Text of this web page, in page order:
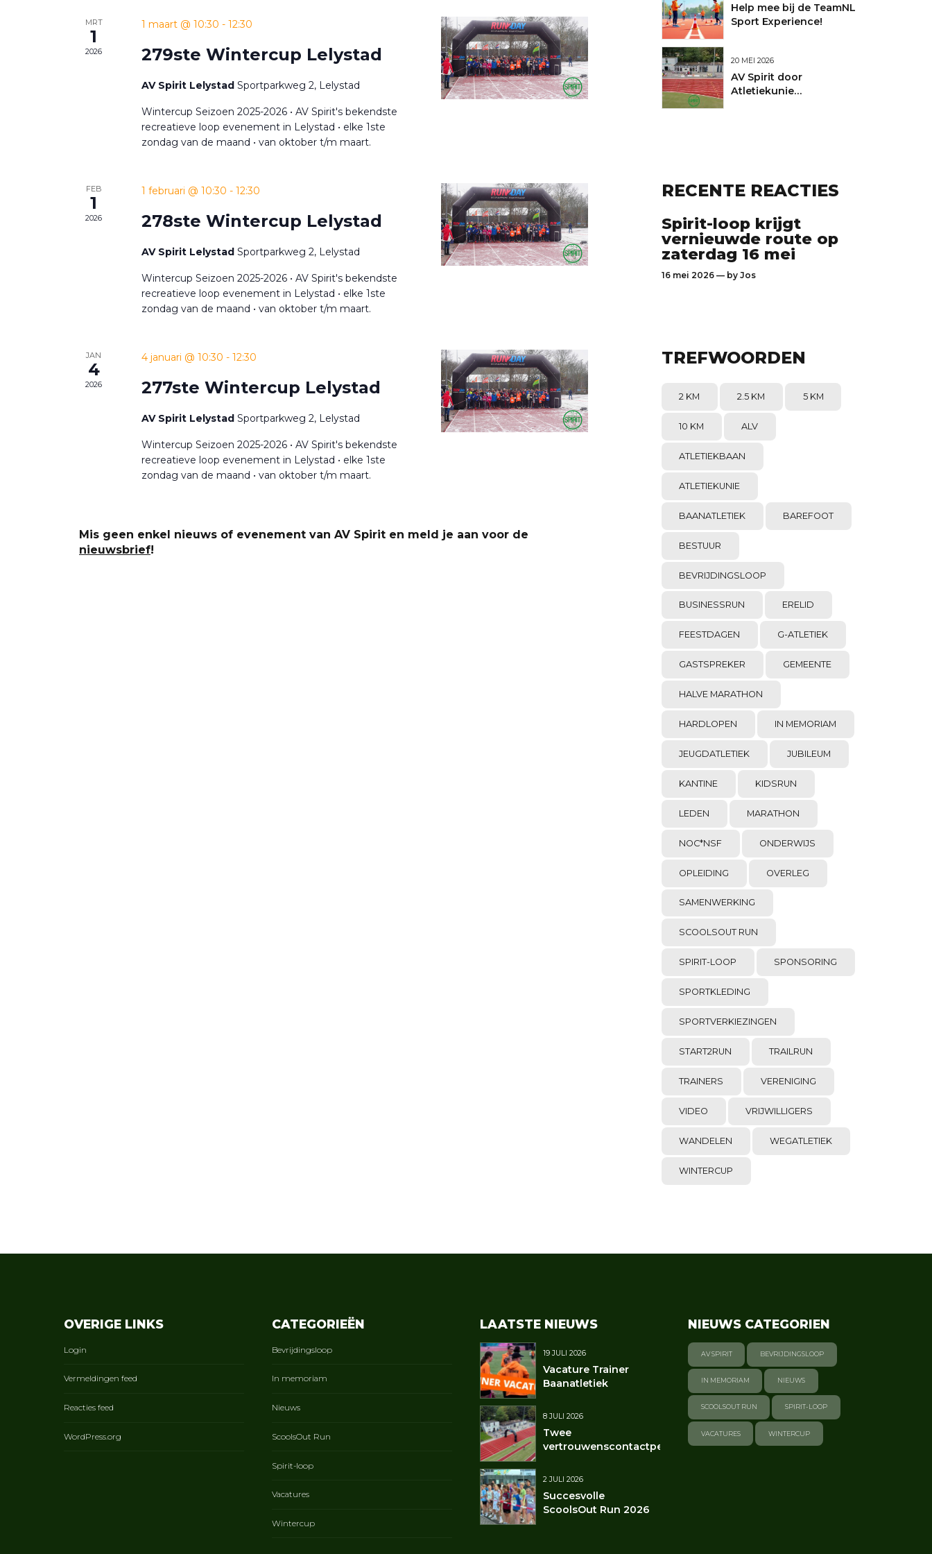
MRT
1
2026
1 maart @ 10:30 - 12:30
279ste Wintercup Lelystad
AV Spirit Lelystad Sportparkweg 2, Lelystad
Wintercup Seizoen 2025-2026 • AV Spirit's bekendste
recreatieve loop evenement in Lelystad • elke 1ste
zondag van de maand • van oktober t/m maart.
FEB
1
2026
1 februari @ 10:30 - 12:30
278ste Wintercup Lelystad
AV Spirit Lelystad Sportparkweg 2, Lelystad
Wintercup Seizoen 2025-2026 • AV Spirit's bekendste
recreatieve loop evenement in Lelystad • elke 1ste
zondag van de maand • van oktober t/m maart.
JAN
4
2026
4 januari @ 10:30 - 12:30
277ste Wintercup Lelystad
AV Spirit Lelystad Sportparkweg 2, Lelystad
Wintercup Seizoen 2025-2026 • AV Spirit's bekendste
recreatieve loop evenement in Lelystad • elke 1ste
zondag van de maand • van oktober t/m maart.
Mis geen enkel nieuws of evenement van AV Spirit en meld je aan voor de
nieuwsbrief!
Help mee bij de TeamNL
Sport Experience!
20 MEI 2026
AV Spirit door
Atletiekunie
RECENTE REACTIES
Spirit-loop krijgt
vernieuwde route op
zaterdag 16 mei
16 mei 2026 — by Jos
TREFWOORDEN
2 KM 2.5 KM 5 KM
10 KM ALV
ATLETIEKBAAN
ATLETIEKUNIE
BAANATLETIEK BAREFOOT
BESTUUR
BEVRIJDINGSLOOP
BUSINESSRUN ERELID
FEESTDAGEN G-ATLETIEK
GASTSPREKER GEMEENTE
HALVE MARATHON
HARDLOPEN IN MEMORIAM
JEUGDATLETIEK JUBILEUM
KANTINE KIDSRUN
LEDEN MARATHON
NOC*NSF ONDERWIJS
OPLEIDING OVERLEG
SAMENWERKING
SCOOLSOUT RUN
SPIRIT-LOOP SPONSORING
SPORTKLEDING
SPORTVERKIEZINGEN
START2RUN TRAILRUN
TRAINERS VERENIGING
VIDEO VRIJWILLIGERS
WANDELEN WEGATLETIEK
WINTERCUP
OVERIGE LINKS
Login
Vermeldingen feed
Reacties feed
WordPress.org
CATEGORIEËN
Bevrijdingsloop
In memoriam
Nieuws
ScoolsOut Run
Spirit-loop
Vacatures
Wintercup
LAATSTE NIEUWS
19 JULI 2026
Vacature Trainer
Baanatletiek
8 JULI 2026
Twee
vertrouwenscontactpersonen
2 JULI 2026
Succesvolle
ScoolsOut Run 2026
NIEUWS CATEGORIEN
AV SPIRIT BEVRIJDINGSLOOP
IN MEMORIAM NIEUWS
SCOOLSOUT RUN SPIRIT-LOOP
VACATURES WINTERCUP